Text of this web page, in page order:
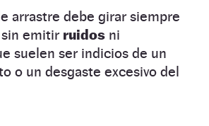
arrastre debe girar siempre
sin emitir ruidos ni
suelen ser indicios de un
o un desgaste excesivo del